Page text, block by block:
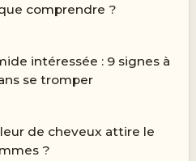
comprendre ?
intéressée : 9 signes à
se tromper
de cheveux attire le
?